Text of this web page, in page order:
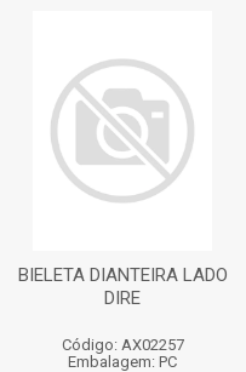
BIELETA DIANTEIRA LADO
DIRE
Código: AX02257
Embalagem: PC